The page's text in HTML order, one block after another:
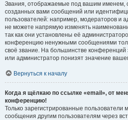
Звания, отображаемые под вашим именем,
созданных вами сообщений или
пользователей: например, модераторов и
не можете напрямую изменять
так как они установлены её
конференцию ненужными сообщениями
своё звание. На большинстве
или администратор понизят значение
Вернуться к началу
Когда я щёлкаю по ссылке «email», от
конференцию!
Только зарегистрированные пользователи
сообщения другим пользователям через